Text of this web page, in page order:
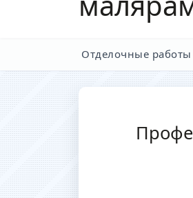
Отделочные работы